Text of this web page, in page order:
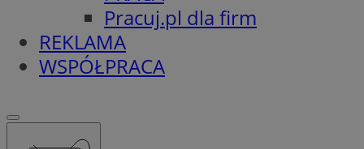
Pracuj.pl dla firm
REKLAMA
WSPÓŁPRACA